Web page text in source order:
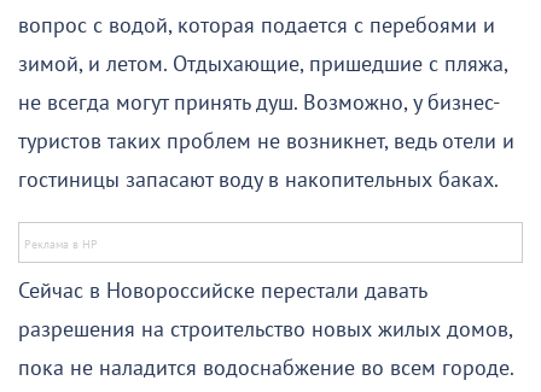
вопрос с водой, которая подается с перебоями и
зимой, и летом. Отдыхающие, пришедшие с пляжа,
не всегда могут принять душ. Возможно, у бизнес-
туристов таких проблем не возникнет, ведь отели и
гостиницы запасают воду в накопительных баках.
Сейчас в Новороссийске перестали давать
разрешения на строительство новых жилых домов,
пока не наладится водоснабжение во всем городе.